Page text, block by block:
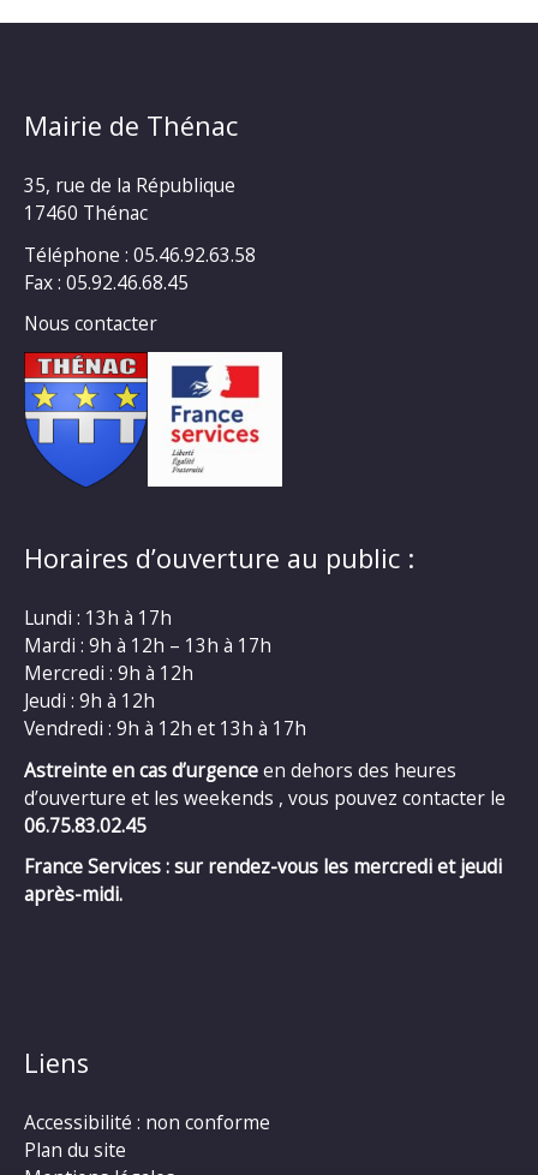
Mairie de Thénac
35, rue de la République
17460 Thénac
Téléphone : 05.46.92.63.58
Fax : 05.92.46.68.45
Nous contacter
Horaires d’ouverture au public :
Lundi : 13h à 17h
Mardi : 9h à 12h – 13h à 17h
Mercredi : 9h à 12h
Jeudi : 9h à 12h
Vendredi : 9h à 12h et 13h à 17h
Astreinte en cas d’urgenceen dehors des heures
d’ouverture et les weekends , vous pouvez contacter le
06.75.83.02.45
France Services : sur rendez-vous les mercredi et jeudi
après-midi.
Liens
Accessibilité : non conforme
Plan du site